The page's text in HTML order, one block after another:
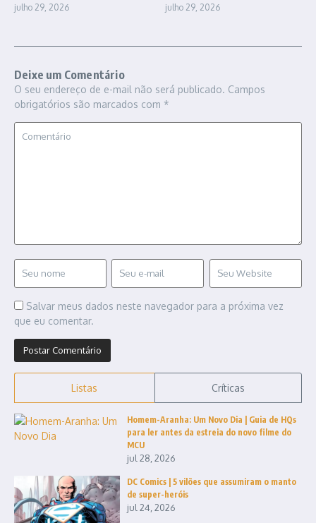
julho 29, 2026 julho 29, 2026
Deixe um Comentário
O seu endereço de e-mail não será publicado. Campos
obrigatórios são marcados com *
Salvar meus dados neste navegador para a próxima vez
que eu comentar.
Listas Críticas
Homem-Aranha: Um Novo Dia | Guia de HQs
para ler antes da estreia do novo filme do
MCU
jul 28, 2026
DC Comics | 5 vilões que assumiram o manto
de super-heróis
jul 24, 2026